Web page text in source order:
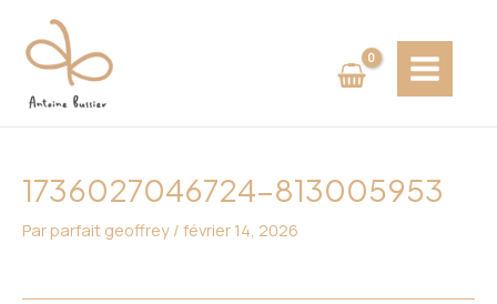
contenu
MENU
1736027046724-813005953
Parparfait geoffrey / février 14, 2026
des
articles